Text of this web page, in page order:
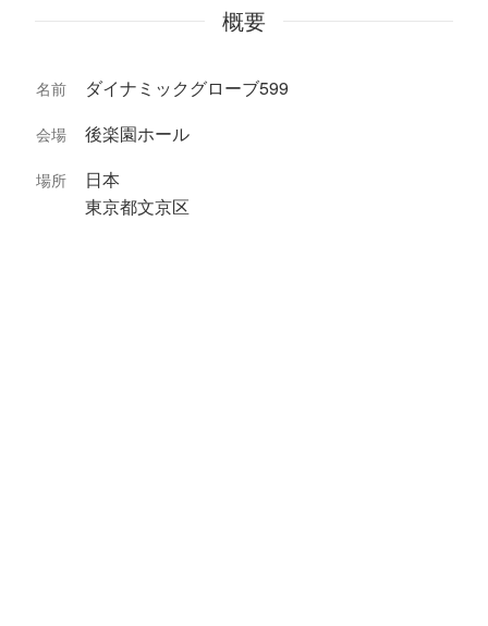
概要
名前 ダイナミックグローブ599
会場 後楽園ホール
場所
日本
東京都文京区